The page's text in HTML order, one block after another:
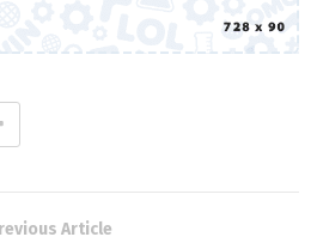
Article